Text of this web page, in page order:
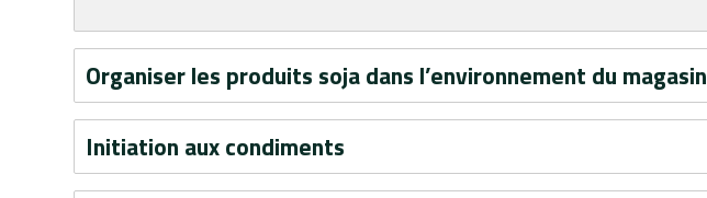
Organiser les produits soja dans l’environnement du magasin
Initiation aux condiments